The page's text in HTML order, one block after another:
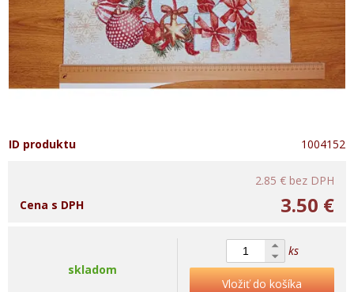
ID produktu 1004152
2.85 € bez DPH
3.50 €
Cena s DPH
skladom
ks
Vložiť do košíka